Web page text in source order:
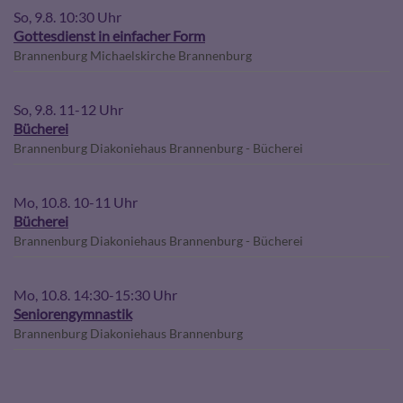
So, 9.8. 10:30 Uhr
Gottesdienst in einfacher Form
Brannenburg Michaelskirche Brannenburg
So, 9.8. 11-12 Uhr
Bücherei
Brannenburg Diakoniehaus Brannenburg - Bücherei
Mo, 10.8. 10-11 Uhr
Bücherei
Brannenburg Diakoniehaus Brannenburg - Bücherei
Mo, 10.8. 14:30-15:30 Uhr
Seniorengymnastik
Brannenburg Diakoniehaus Brannenburg